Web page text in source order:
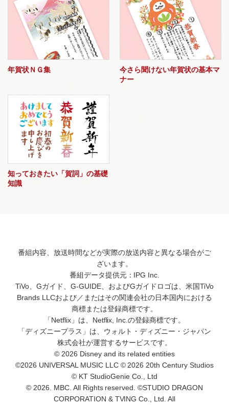
年賀状ＮＧ集
今さら聞けない年賀状の基本マ
ナー
知っておきたい「賀詞」の基礎
知識
番組内容、放送時間などが実際の放送内容と異なる場合がご
ざいます。
番組データ提供元：IPG Inc.
TiVo、Gガイド、G-GUIDE、およびGガイドロゴは、米国TiVo
Brands LLCおよび／またはその関連会社の日本国内における
商標または登録商標です。
「Netflix」は、Netflix, Inc.の登録商標です。
「ディズニープラス」は、ウォルト・ディズニー・ジャパン
株式会社が運営するサービスです。
© 2026 Disney and its related entities
©2026 UNIVERSAL MUSIC LLC © 2026 20th Century Studios
© KT StudioGenie Co., Ltd
© 2026. MBC. All Rights reserved. ©STUDIO DRAGON
CORPORATION & TVING Co., Ltd. All